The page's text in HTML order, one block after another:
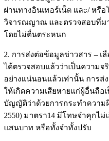
ผ่านทางอินเทอร์เน็ต และ/ หรือ
วิจารณญาณ และตรวจสอบที่ม
โดยไม่ตื่นตระหนก
2. การส่งต่อข้อมูลข่าวสาร – เ
ได้ตรวจสอบแล้วว่าเป็นความ
อย่างแน่นอนแล้วเท่านั้น การส่
ให้เกิดความเสียหายแก่ผู้อื่นถือ
บัญญัติว่าด้วยการกระทําความ
2550) มาตรา14 มีโทษจำคุกไ
แสนบาท หรือทั้งจำทั้งปรับ